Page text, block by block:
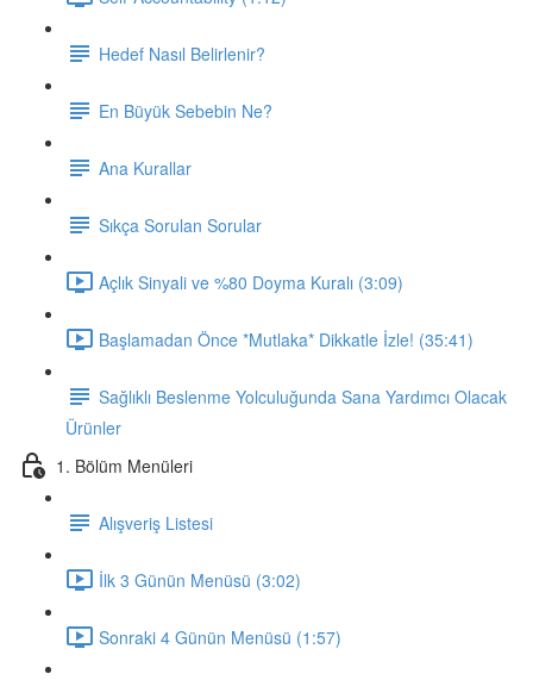
Hedef Nasıl Belirlenir?
En Büyük Sebebin Ne?
Ana Kurallar
Sıkça Sorulan Sorular
Açlık Sinyali ve %80 Doyma Kuralı (3:09)
Başlamadan Önce *Mutlaka* Dikkatle İzle! (35:41)
Sağlıklı Beslenme Yolculuğunda Sana Yardımcı Olacak
Ürünler
1. Bölüm Menüleri
Alışveriş Listesi
İlk 3 Günün Menüsü (3:02)
Sonraki 4 Günün Menüsü (1:57)